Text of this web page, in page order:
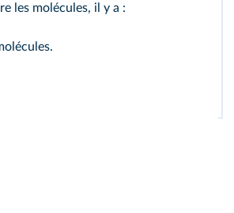
les molécules, il y a :